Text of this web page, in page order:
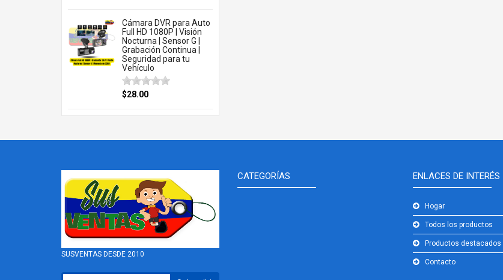
Cámara DVR para Auto
Full HD 1080P | Visión
Nocturna | Sensor G |
Grabación Continua |
Seguridad para tu
Vehículo
$28.00
SUSVENTAS DESDE 2010
CATEGORÍAS ENLACES DE INTERÉS
Hogar
Todos los productos
Productos destacados
Contacto